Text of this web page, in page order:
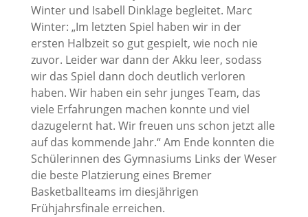
Winter und Isabell Dinklage begleitet. Marc
Winter: „Im letzten Spiel haben wir in der
ersten Halbzeit so gut gespielt, wie noch nie
zuvor. Leider war dann der Akku leer, sodass
wir das Spiel dann doch deutlich verloren
haben. Wir haben ein sehr junges Team, das
viele Erfahrungen machen konnte und viel
dazugelernt hat. Wir freuen uns schon jetzt alle
auf das kommende Jahr.“ Am Ende konnten die
Schülerinnen des Gymnasiums Links der Weser
die beste Platzierung eines Bremer
Basketballteams im diesjährigen
Frühjahrsfinale erreichen.